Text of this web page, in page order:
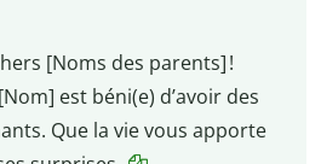
[Noms des parents] !
est béni(e) d’avoir des
Que la vie vous apporte